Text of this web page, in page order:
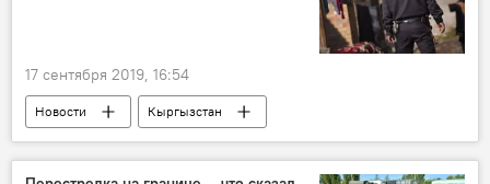
17 сентября 2019, 16:54
Новости
Кыргызстан
Происшествия
милиционер